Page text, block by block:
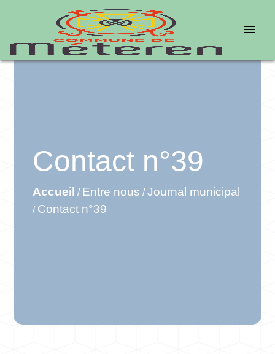
menu
Contact n°39
Accueil / Entre nous /Journal municipal
/ Contact n°39